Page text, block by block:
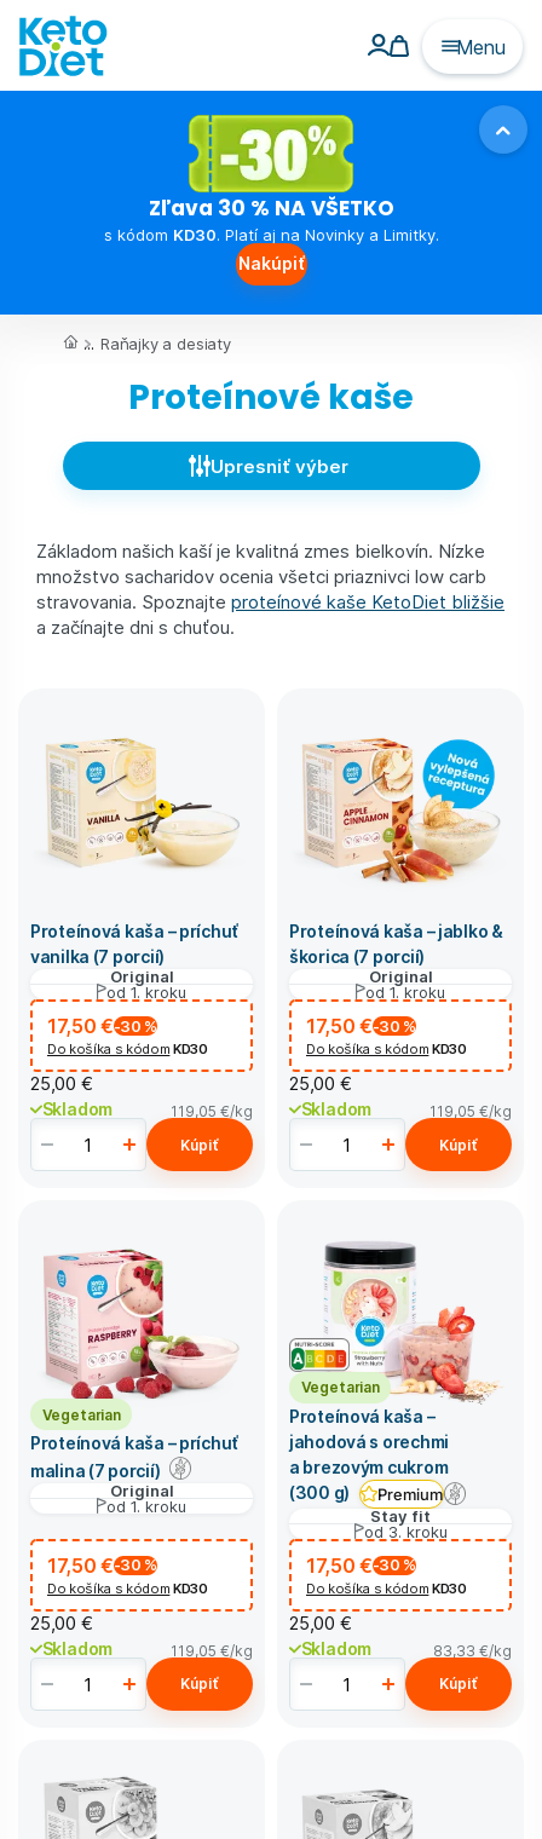
Menu
Zľava 30 % NA VŠETKO
s kódom KD30. Platí aj na Novinky a Limitky.
Nakúpiť
... Raňajky a desiaty
Proteínové kaše
Upresniť výber
Základom našich kaší je kvalitná zmes bielkovín. Nízke
množstvo sacharidov ocenia všetci priaznivci low carb
stravovania. Spoznajte proteínové kaše KetoDiet bližšie
a začínajte dni s chuťou.
Proteínová kaša – príchuť
vanilka (7 porcií)
Original
od 1. kroku
17,50 €-30 %
Do košíka s kódom KD30
25,00 €
Skladom 119,05 €/kg
Kúpiť
Proteínová kaša – jablko &
škorica (7 porcií)
Original
od 1. kroku
17,50 €-30 %
Do košíka s kódom KD30
25,00 €
Skladom 119,05 €/kg
Kúpiť
Vegetarian
Proteínová kaša – príchuť
malina (7 porcií)
Original
od 1. kroku
17,50 €-30 %
Do košíka s kódom KD30
25,00 €
Skladom 119,05 €/kg
Kúpiť
Vegetarian
Proteínová kaša –
jahodová s orechmi
a brezovým cukrom
(300 g)
Premium
Stay fit
od 3. kroku
17,50 €-30 %
Do košíka s kódom KD30
25,00 €
Skladom 83,33 €/kg
Kúpiť